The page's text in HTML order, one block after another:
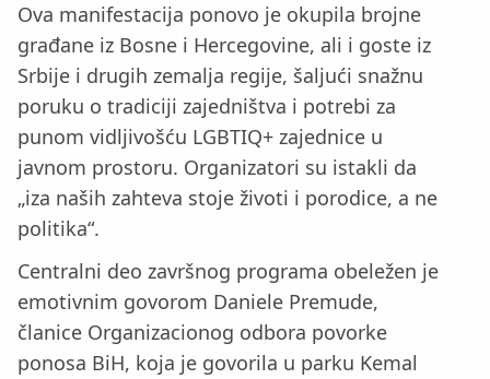
Ova manifestacija ponovo je okupila brojne
građane iz Bosne i Hercegovine, ali i goste iz
Srbije i drugih zemalja regije, šaljući snažnu
poruku o tradiciji zajedništva i potrebi za
punom vidljivošću LGBTIQ+ zajednice u
javnom prostoru. Organizatori su istakli da
„iza naših zahteva stoje životi i porodice, a ne
politika“.
Centralni deo završnog programa obeležen je
emotivnim govorom Daniele Premude,
članice Organizacionog odbora povorke
ponosa BiH, koja je govorila u parku Kemal